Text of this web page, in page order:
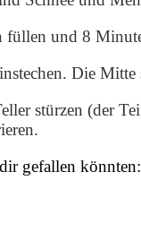
füllen und 8
Die
stürzen (der
gefallen könnten: